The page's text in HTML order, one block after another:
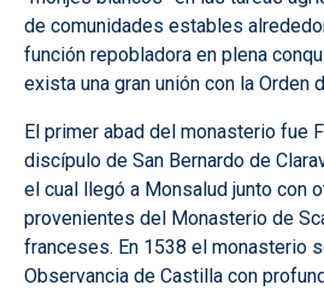
de comunidades estables
función repobladora en plena
exista una gran unión con la Orden
El primer abad del monasterio fue
discípulo de San Bernardo de
el cual llegó a Monsalud junto con
provenientes del Monasterio de
franceses. En 1538 el monasterio
Observancia de Castilla con